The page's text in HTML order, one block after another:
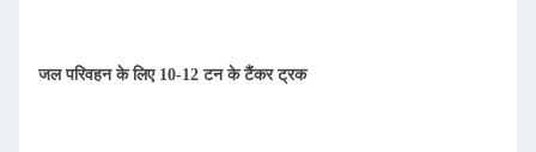
जल परिवहन के लिए 10-12 टन के टैंकर ट्रक